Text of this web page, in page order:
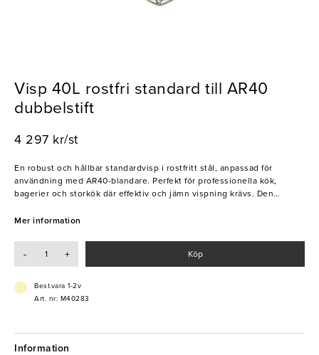
Visp 40L rostfri standard till AR40
dubbelstift
4 297 kr/st
En robust och hållbar standardvisp i rostfritt stål, anpassad för
användning med AR40-blandare. Perfekt för professionella kök,
bagerier och storkök där effektiv och jämn vispning krävs. Den
och hög hygiennivå.
- Passar AR40-blandare
- Lätt att rengöra och underhålla
Mer information
- + Köp
Best.vara 1-2v
Art. nr: M40283
Information